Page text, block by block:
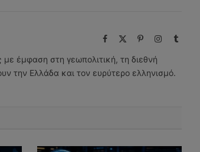
Facebook PinterestInstagram
Tumblr
έμφαση στη γεωπολιτική, τη διεθνή
την Ελλάδα και τον ευρύτερο ελληνισμό.